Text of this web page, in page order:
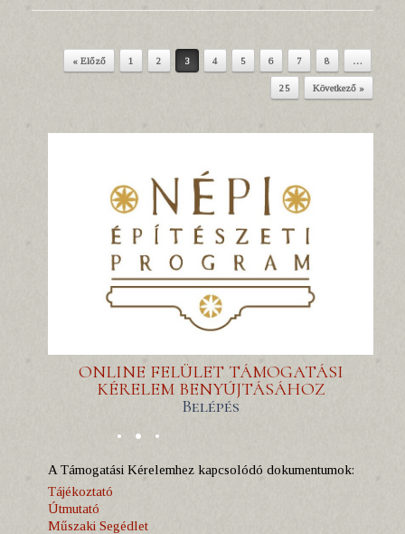
Post navigation
« Előző 1 2 3 4 5 6 7 8 …
25 Következő »
ONLINE FELÜLET TÁMOGATÁSI
KÉRELEM BENYÚJTÁSÁHOZ
Belépés
A Támogatási Kérelemhez kapcsolódó dokumentumok:
Tájékoztató
Útmutató
Műszaki Segédlet